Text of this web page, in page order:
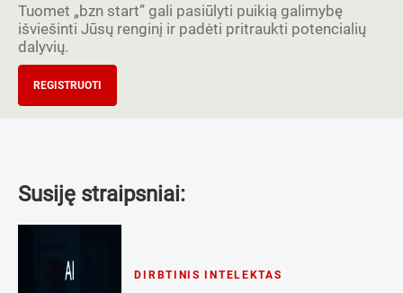
Tuomet „bzn start” gali pasiūlyti puikią galimybę
išviešinti Jūsų renginį ir padėti pritraukti potencialių
dalyvių.
REGISTRUOTI
Susiję straipsniai:
DIRBTINIS INTELEKTAS